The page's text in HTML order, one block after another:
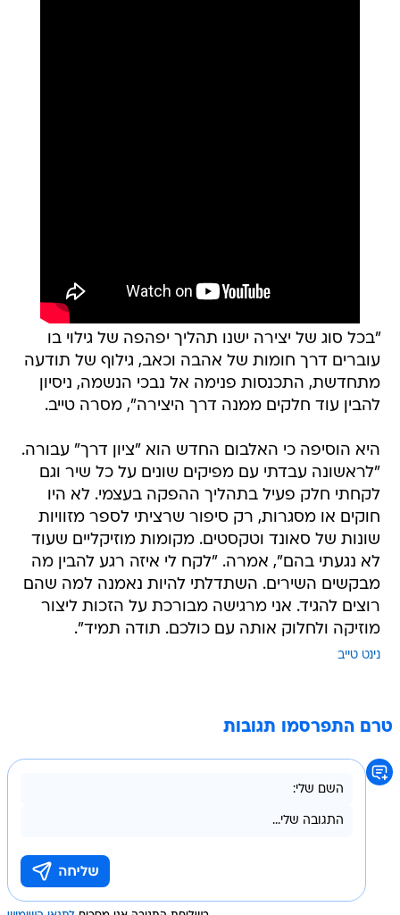
"בכל סוג של יצירה ישנו תהליך יפהפה של גילוי בו
עוברים דרך חומות של אהבה וכאב, גילוף של תודעה
מתחדשת, התכנסות פנימה אל נבכי הנשמה, ניסיון
להבין עוד חלקים ממנה דרך היצירה", מסרה טייב.
היא הוסיפה כי האלבום החדש הוא "ציון דרך" עבורה.
"לראשונה עבדתי עם מפיקים שונים על כל שיר וגם
לקחתי חלק פעיל בתהליך ההפקה בעצמי. לא היו
חוקים או מסגרות, רק סיפור שרציתי לספר מזוויות
שונות של סאונד וטקסטים. מקומות מוזיקליים שעוד
לא נגעתי בהם", אמרה. "לקח לי איזה רגע להבין מה
מבקשים השירים. השתדלתי להיות נאמנה למה שהם
רוצים להגיד. אני מרגישה מבורכת על הזכות ליצור
מוזיקה ולחלוק אותה עם כולכם. תודה תמיד".
נינט טייב
טרם התפרסמו תגובות